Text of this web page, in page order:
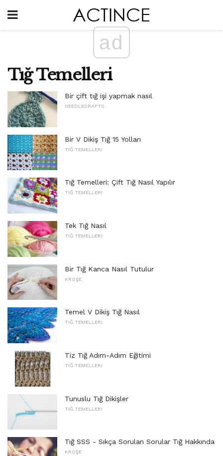
ad
Tığ Temelleri
Bir çift tığ işi yapmak nasıl
NEEDLECRAFTS
Bir V Dikiş Tığ 15 Yolları
TIĞ TEMELLERI
Tığ Temelleri: Çift Tığ Nasıl Yapılır
TIĞ TEMELLERI
Tek Tığ Nasıl
TIĞ TEMELLERI
Bir Tığ Kanca Nasıl Tutulur
KROŞE
Temel V Dikiş Tığ Nasıl
TIĞ TEMELLERI
Tiz Tığ Adım-Adım Eğitimi
TIĞ TEMELLERI
Tunuslu Tığ Dikişler
TIĞ TEMELLERI
Tığ SSS - Sıkça Sorulan Sorular Tığ Hakkında
KROŞE